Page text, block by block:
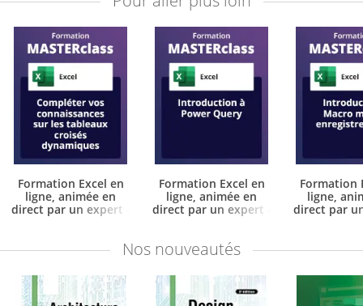
Formation Excel en
ligne, animée en
direct par un expert
tableaux croisés
Formation Excel en
ligne, animée en
direct par un expert
cours & attestation de
Formation
ligne,
direct par
avec support
Nos nouveautés